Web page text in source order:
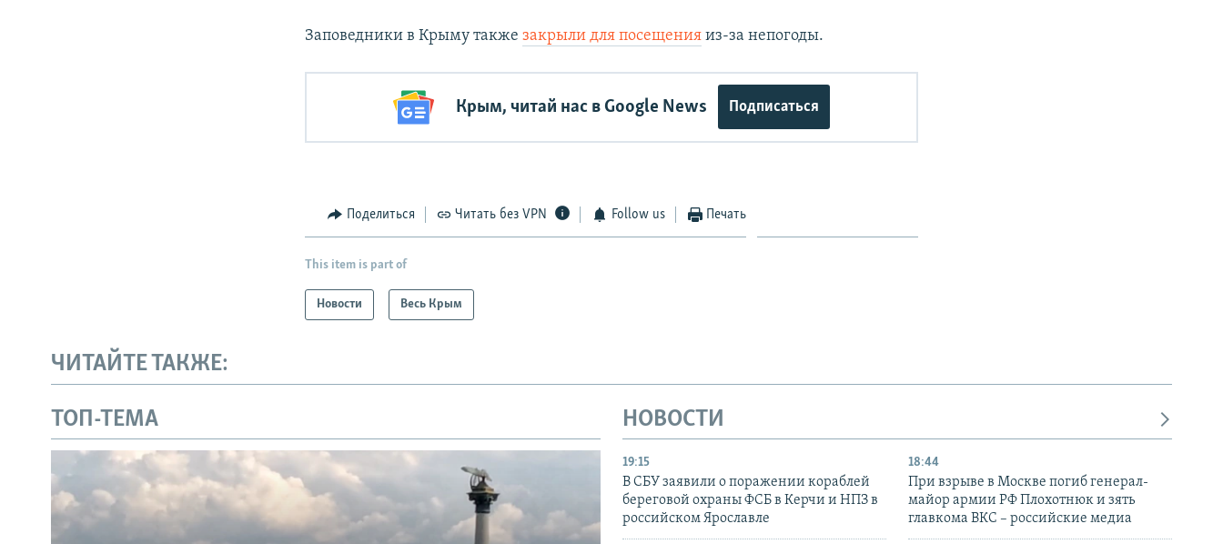
Заповедники в Крыму такжезакрыли для посещения из-за непогоды.
Крым, читай нас в Google News Подписаться
Поделиться Читать без VPN Follow us Печать
This item is part of
Новости Весь Крым
ЧИТАЙТЕ ТАКЖЕ:
ТОП-ТЕМА НОВОСТИ
19:15
В СБУ заявили о поражении кораблей
береговой охраны ФСБ в Керчи и НПЗ в
российском Ярославле
18:44
При взрыве в Москве погиб генерал-
майор армии РФ Плохотнюк и зять
главкома ВКС – российские медиа